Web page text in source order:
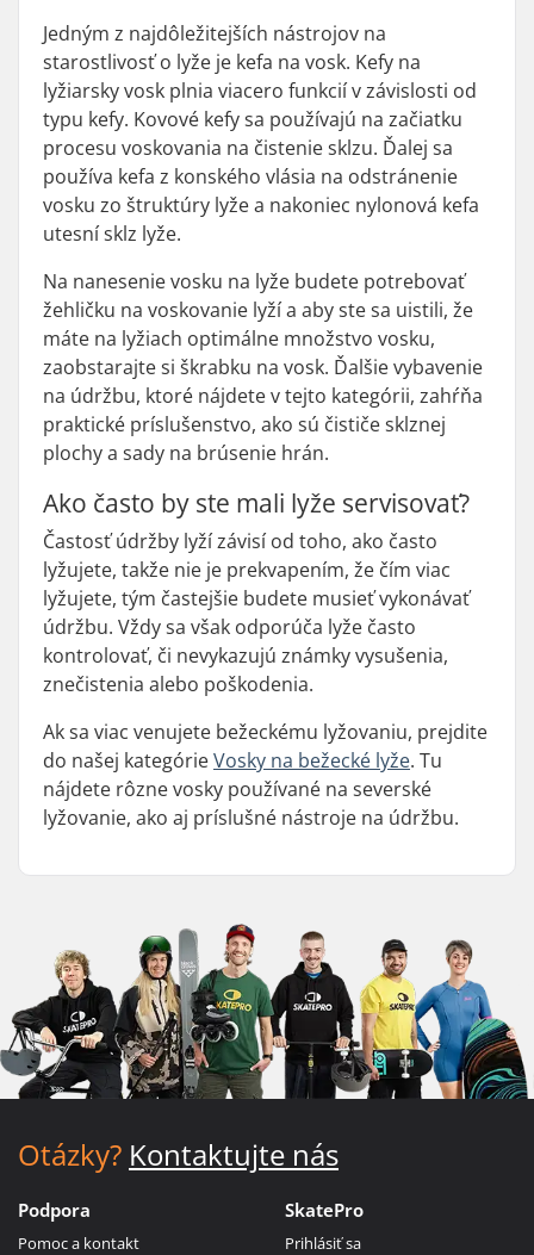
Jedným z najdôležitejších nástrojov na
starostlivosť o lyže je kefa na vosk. Kefy na
lyžiarsky vosk plnia viacero funkcií v závislosti od
typu kefy. Kovové kefy sa používajú na začiatku
procesu voskovania na čistenie sklzu. Ďalej sa
používa kefa z konského vlásia na odstránenie
vosku zo štruktúry lyže a nakoniec nylonová kefa
utesní sklz lyže.
Na nanesenie vosku na lyže budete potrebovať
žehličku na voskovanie lyží a aby ste sa uistili, že
máte na lyžiach optimálne množstvo vosku,
zaobstarajte si škrabku na vosk. Ďalšie vybavenie
na údržbu, ktoré nájdete v tejto kategórii, zahŕňa
praktické príslušenstvo, ako sú čističe sklznej
plochy a sady na brúsenie hrán.
Ako často by ste mali lyže servisovať?
Častosť údržby lyží závisí od toho, ako často
lyžujete, takže nie je prekvapením, že čím viac
lyžujete, tým častejšie budete musieť vykonávať
údržbu. Vždy sa však odporúča lyže často
kontrolovať, či nevykazujú známky vysušenia,
znečistenia alebo poškodenia.
Ak sa viac venujete bežeckému lyžovaniu, prejdite
do našej kategórieVosky na bežecké lyže. Tu
nájdete rôzne vosky používané na severské
lyžovanie, ako aj príslušné nástroje na údržbu.
Otázky? Kontaktujte nás
Podpora
Pomoc a kontakt
SkatePro
Prihlásiť sa